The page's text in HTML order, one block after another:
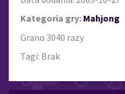
Kategoria gry: Mahjong
Grano 3040 razy
Tagi: Brak